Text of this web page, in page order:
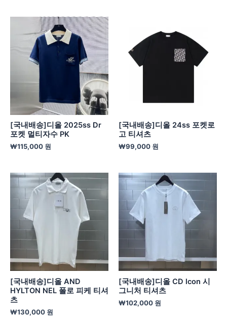
[국내배송]디올 2025ss Dr
포켓 멀티자수 PK
₩115,000 원
[국내배송]디올 24ss 포켓로
고 티셔츠
₩99,000 원
[국내배송]디올 AND
HYLTON NEL 폴로 피케 티셔
츠
₩130,000 원
[국내배송]디올 CD lcon 시
그니처 티셔츠
₩102,000 원